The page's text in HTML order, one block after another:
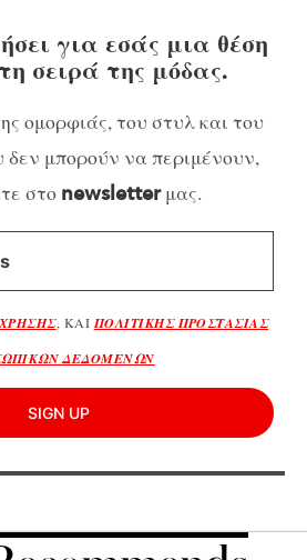
για εσάς μια θέση
σειρά της μόδας.
ομορφιάς, του στυλ και του
δεν μπορούν να περιμένουν,
στο newsletterμας.
, ΚΑΙ ΠΟΛΙΤΙΚΗΣ ΠΡΟΣΤΑΣΙΑΣ
ΔΕΔΟΜΕΝΩΝ
SIGN UP